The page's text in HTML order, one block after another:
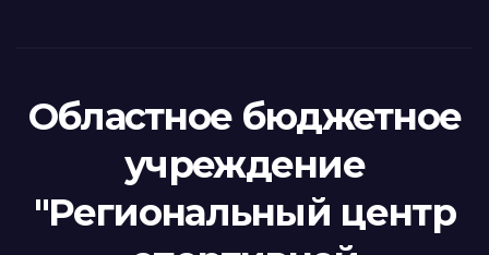
Областное бюджетное
учреждение
"Региональный центр